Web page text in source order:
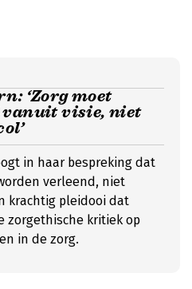
‘Zorg moet
vanuit visie, niet
in haar bespreking dat
verleend, niet
krachtig pleidooi dat
zorgethische kritiek op
in de zorg.